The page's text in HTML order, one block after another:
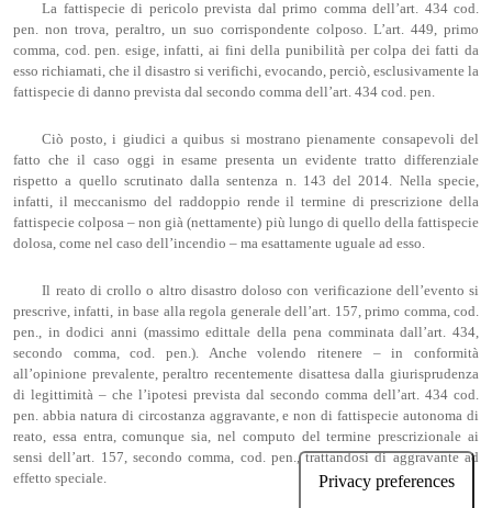
La fattispecie di pericolo prevista dal primo comma dell’art. 434 cod.
pen. non trova, peraltro, un suo corrispondente colposo. L’art. 449, primo
comma, cod. pen. esige, infatti, ai fini della punibilità per colpa dei fatti da
esso richiamati, che il disastro si verifichi, evocando, perciò, esclusivamente la
fattispecie di danno prevista dal secondo comma dell’art. 434 cod. pen.
Ciò posto, i giudici a quibus si mostrano pienamente consapevoli del
fatto che il caso oggi in esame presenta un evidente tratto differenziale
rispetto a quello scrutinato dalla sentenza n. 143 del 2014. Nella specie,
infatti, il meccanismo del raddoppio rende il termine di prescrizione della
fattispecie colposa – non già (nettamente) più lungo di quello della fattispecie
dolosa, come nel caso dell’incendio – ma esattamente uguale ad esso.
Il reato di crollo o altro disastro doloso con verificazione dell’evento si
prescrive, infatti, in base alla regola generale dell’art. 157, primo comma, cod.
pen., in dodici anni (massimo edittale della pena comminata dall’art. 434,
secondo comma, cod. pen.). Anche volendo ritenere – in conformità
all’opinione prevalente, peraltro recentemente disattesa dalla giurisprudenza
di legittimità – che l’ipotesi prevista dal secondo comma dell’art. 434 cod.
pen. abbia natura di circostanza aggravante, e non di fattispecie autonoma di
reato, essa entra, comunque sia, nel computo del termine prescrizionale ai
sensi dell’art. 157, secondo comma, cod. pen., trattandosi di aggravante ad
effetto speciale.